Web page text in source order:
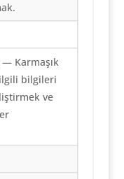
Karmaşık
bilgileri
ve